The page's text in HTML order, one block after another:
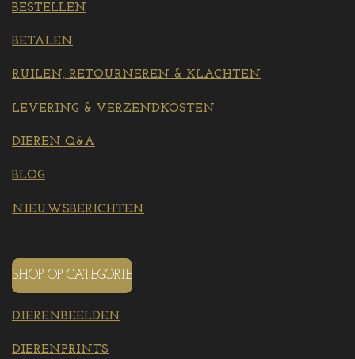
BESTELLEN
BETALEN
RUILEN, RETOURNEREN & KLACHTEN
LEVERING & VERZENDKOSTEN
DIEREN Q&A
BLOG
NIEUWSBERICHTEN
SHOP OP CATEGORIE
DIERENBEELDEN
DIERENPRINTS